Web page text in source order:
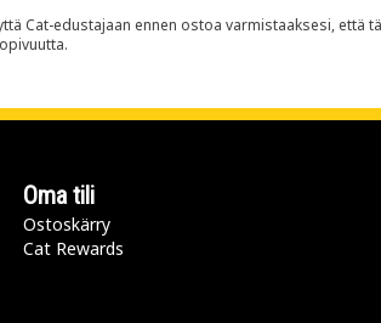
Cat-edustajaan ennen ostoa varmistaaksesi, että
Oma tili
Ostoskärry
Cat Rewards